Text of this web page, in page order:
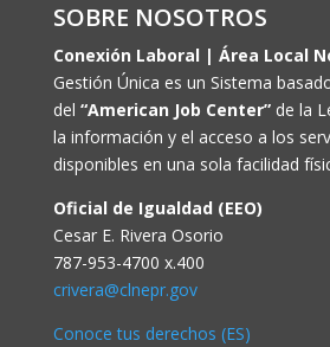
SOBRE NOSOTROS
Conexión Laboral | Área Local
Gestión Única es un Sistema
del “American Job Center”de la
la información y el acceso a los
disponibles en una sola facilidad
Oficial de Igualdad (EEO)
Cesar E. Rivera Osorio
787-953-4700 x.400
crivera@clnepr.gov
Conoce tus derechos (ES)